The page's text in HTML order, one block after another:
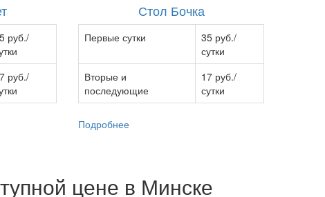
руб./
руб./
Стол Бочка
Первые сутки
35 руб./
сутки
Вторые и
последующие
17 руб./
сутки
Подробнее
цене в Минске